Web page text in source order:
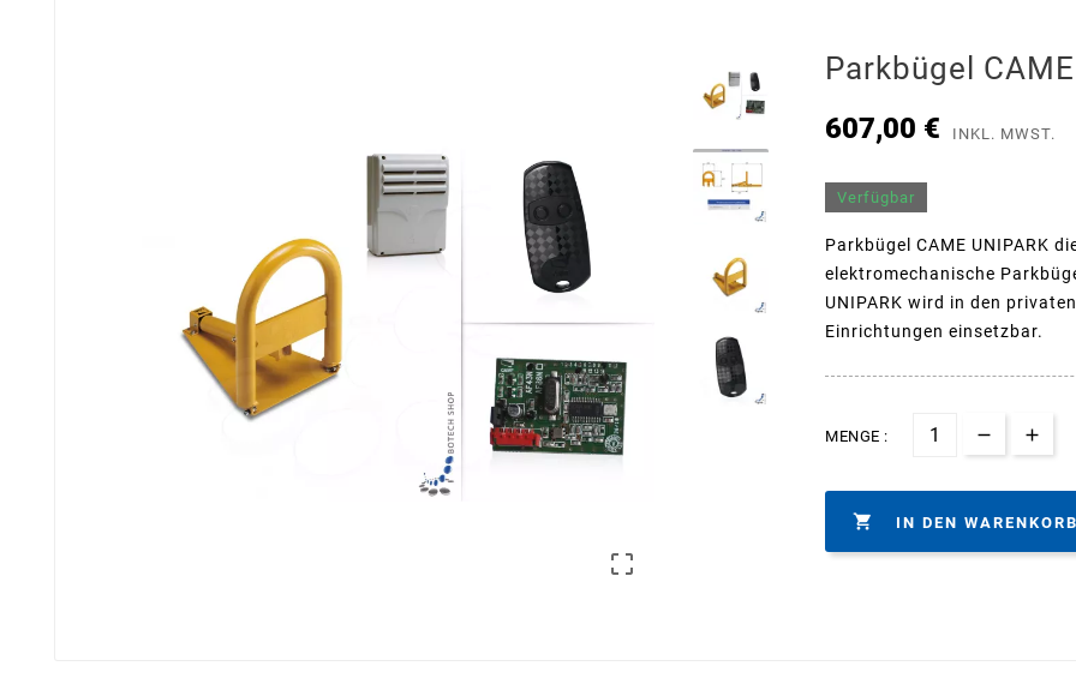

Parkbügel
607,00 € INKL. MWST.
Verfügbar
Parkbügel CAME UNIPARK
elektromechanische
UNIPARK wird in den
Einrichtungen einsetzbar.
MENGE :
 IN DEN